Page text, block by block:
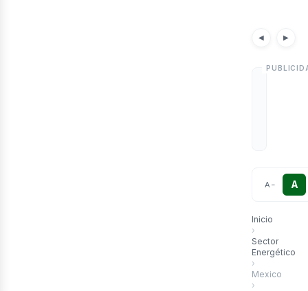
◀
Noticias ▶
A − A
Inicio
›
Sector
Energético
›
Mexico
›